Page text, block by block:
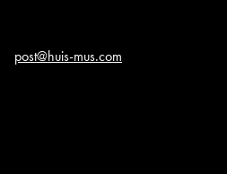
post@huis-mus.com